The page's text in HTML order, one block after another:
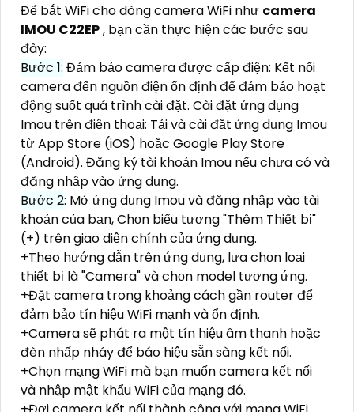
Để bắt WiFi cho dòng camera WiFi như camera
IMOU C22EP, bạn cần thực hiện các bước sau
đây:
Bước 1: Đảm bảo camera được cấp điện: Kết nối
camera đến nguồn điện ổn định để đảm bảo hoạt
động suốt quá trình cài đặt. Cài đặt ứng dụng
Imou trên điện thoại: Tải và cài đặt ứng dụng Imou
từ App Store (iOS) hoặc Google Play Store
(Android). Đăng ký tài khoản Imou nếu chưa có và
đăng nhập vào ứng dụng.
Bước 2: Mở ứng dụng Imou và đăng nhập vào tài
khoản của bạn, Chọn biểu tượng "Thêm Thiết bị"
(+) trên giao diện chính của ứng dụng.
+Theo hướng dẫn trên ứng dụng, lựa chọn loại
thiết bị là "Camera" và chọn model tương ứng.
+Đặt camera trong khoảng cách gần router để
đảm bảo tín hiệu WiFi mạnh và ổn định.
+Camera sẽ phát ra một tín hiệu âm thanh hoặc
đèn nhấp nháy để báo hiệu sẵn sàng kết nối.
+Chọn mạng WiFi mà bạn muốn camera kết nối
và nhập mật khẩu WiFi của mạng đó.